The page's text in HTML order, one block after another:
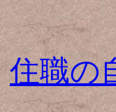
住職の